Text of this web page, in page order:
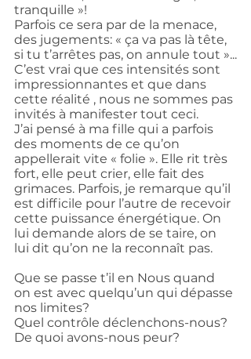
tranquille »!
Parfois ce sera par de la menace,
des jugements: « ça va pas là tête,
si tu t’arrêtes pas, on annule tout »...
C’est vrai que ces intensités sont
impressionnantes et que dans
cette réalité , nous ne sommes pas
invités à manifester tout ceci.
J’ai pensé à ma fille qui a parfois
des moments de ce qu’on
appellerait vite « folie ». Elle rit très
fort, elle peut crier, elle fait des
grimaces. Parfois, je remarque qu’il
est difficile pour l’autre de recevoir
cette puissance énergétique. On
lui demande alors de se taire, on
lui dit qu’on ne la reconnaît pas.
Que se passe t’il en Nous quand
on est avec quelqu’un qui dépasse
nos limites?
Quel contrôle déclenchons-nous?
De quoi avons-nous peur?